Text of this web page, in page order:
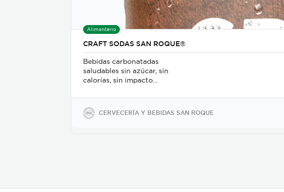
Alimentario
CRAFT SODAS SAN ROQUE®
Bebidas carbonatadas
saludables sin azúcar, sin
calorías, sin impacto
sodio y soya, keto-friendly y
veganas en presentaciones
de 350ml en vidrio, 500ml y
CERVECERÍA Y BEBIDAS SAN ROQUE